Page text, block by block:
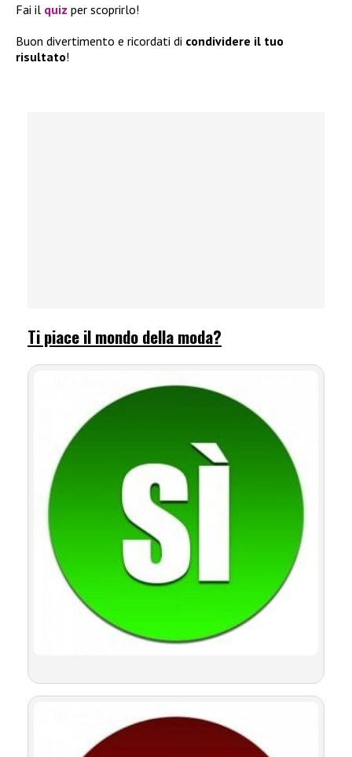
Fai il quiz per scoprirlo!
Buon divertimento e ricordati di condividere il tuo
risultato!
Ti piace il mondo della moda?